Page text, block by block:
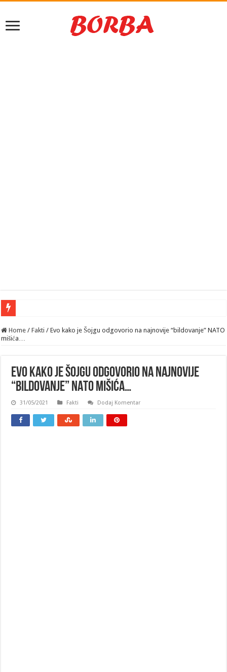
Home / Fakti / Evo kako je Šojgu odgovorio na najnovije “bildovanje” NATO
mišića…
Evo kako je Šojgu odgovorio na najnovije
“bildovanje” NATO mišića…
31/05/2021 Fakti Dodaj Komentar